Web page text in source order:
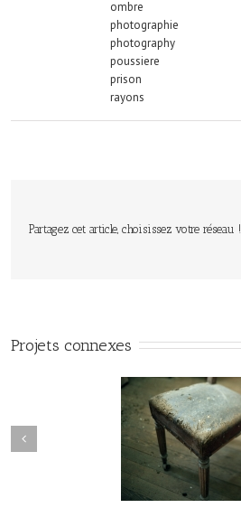
ombre
photographie
photography
poussiere
prison
rayons
Partagez cet article, choisissez votre réseau !
Projets connexes
manderley#015